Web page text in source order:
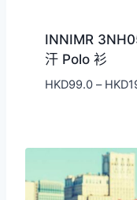
INNIMR
汗 Polo 衫
HKD99.0 – HKD